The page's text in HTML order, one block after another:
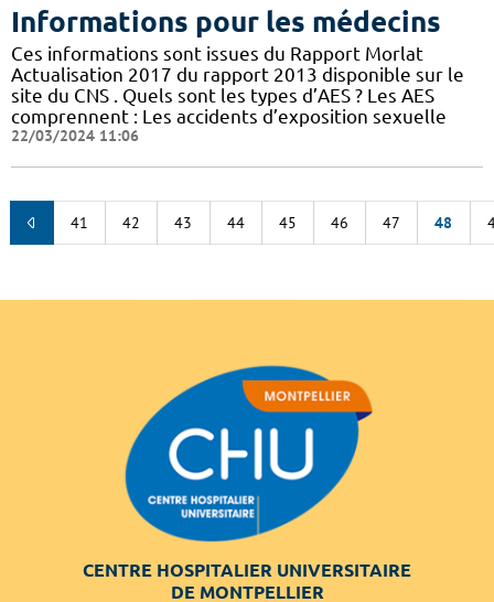
Informations pour les médecins
Ces informations sont issues du Rapport Morlat
Actualisation 2017 du rapport 2013 disponible sur le
site du CNS . Quels sont les types d’AES ? Les AES
comprennent : Les accidents d’exposition sexuelle
22/03/2024 11:06
41 42 43 44 45 46 47 48
CENTRE HOSPITALIER UNIVERSITAIRE
DE MONTPELLIER